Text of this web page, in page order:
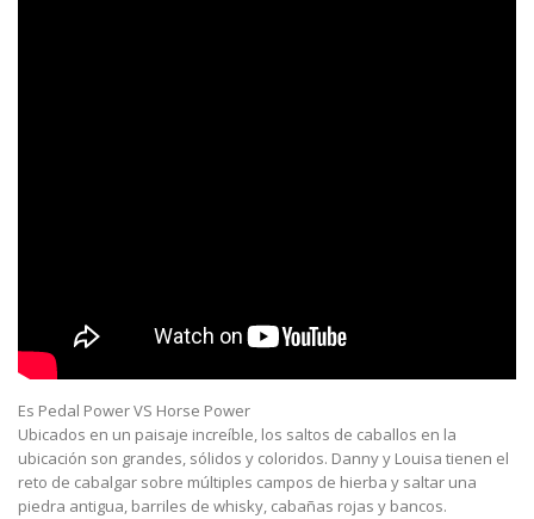
Es Pedal Power VS Horse Power
Ubicados en un paisaje increíble, los saltos de caballos en la
ubicación son grandes, sólidos y coloridos. Danny y Louisa tienen el
reto de cabalgar sobre múltiples campos de hierba y saltar una
piedra antigua, barriles de whisky, cabañas rojas y bancos.